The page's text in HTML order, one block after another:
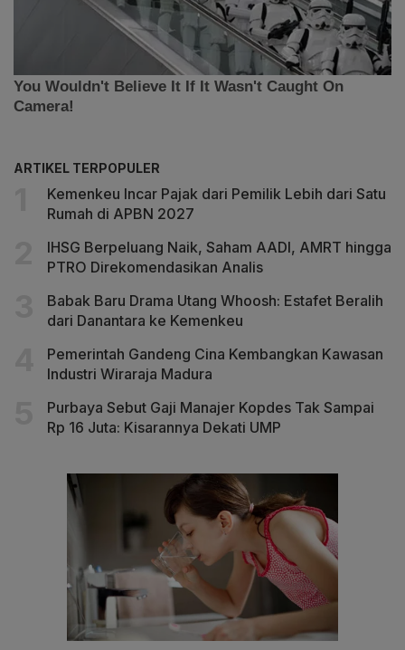
ARTIKEL TERPOPULER
Kemenkeu Incar Pajak dari Pemilik Lebih dari Satu
Rumah di APBN 2027
IHSG Berpeluang Naik, Saham AADI, AMRT hingga
PTRO Direkomendasikan Analis
Babak Baru Drama Utang Whoosh: Estafet Beralih
dari Danantara ke Kemenkeu
Pemerintah Gandeng Cina Kembangkan Kawasan
Industri Wiraraja Madura
Purbaya Sebut Gaji Manajer Kopdes Tak Sampai
Rp 16 Juta: Kisarannya Dekati UMP